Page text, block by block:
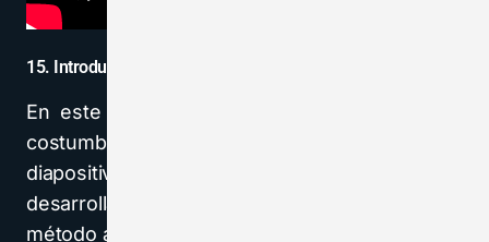
15. Introducción al Diseño de Diapositivas
En este vídeo analizaremos algunos vicios y
costumbres muy extendidas en el diseño de
diapositivas. El enfoque de una idea
desarrollada en una o varias diapositivas como
método adecuado frente a la muy extendida de